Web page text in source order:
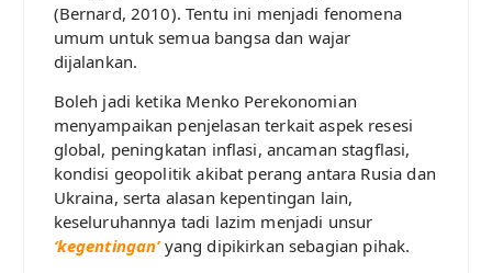
(Bernard, 2010). Tentu ini menjadi fenomena
umum untuk semua bangsa dan wajar
dijalankan.
Boleh jadi ketika Menko Perekonomian
menyampaikan penjelasan terkait aspek resesi
global, peningkatan inflasi, ancaman stagflasi,
kondisi geopolitik akibat perang antara Rusia dan
Ukraina, serta alasan kepentingan lain,
keseluruhannya tadi lazim menjadi unsur
‘kegentingan’yang dipikirkan sebagian pihak.